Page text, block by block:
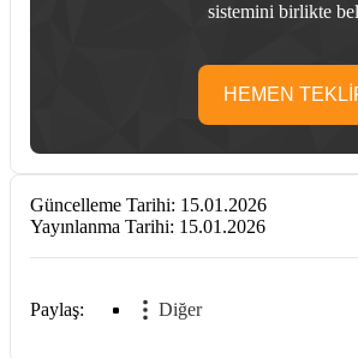
sistemini birlikte
HEMEN
Güncelleme Tarihi: 15.01.2026
Yayınlanma Tarihi: 15.01.2026
Paylaş: Diğer